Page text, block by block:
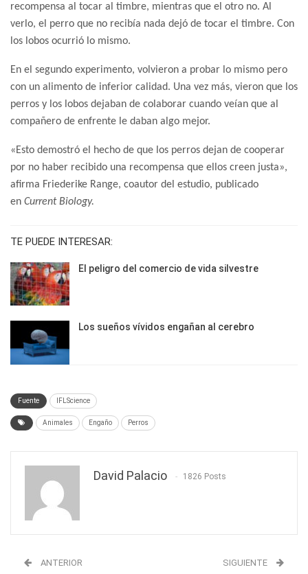
recompensa al tocar al timbre, mientras que el otro no. Al
verlo, el perro que no recibía nada dejó de tocar el timbre. Con
los lobos ocurrió lo mismo.
En el segundo experimento, volvieron a probar lo mismo pero
con un alimento de inferior calidad. Una vez más, vieron que los
perros y los lobos dejaban de colaborar cuando veían que al
compañero de enfrente le daban algo mejor.
«Esto demostró el hecho de que los perros dejan de cooperar
por no haber recibido una recompensa que ellos creen justa»,
afirma Friederike Range, coautor del estudio, publicado
en Current Biology.
TE PUEDE INTERESAR:
El peligro del comercio de vida silvestre
Los sueños vívidos engañan al cerebro
Fuente IFLScience
Animales Engaño Perros
David Palacio 1826 Posts
ANTERIOR SIGUIENTE